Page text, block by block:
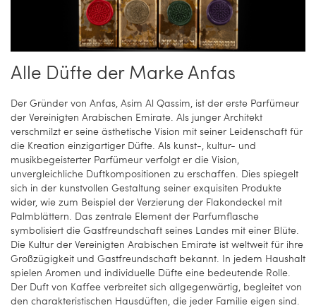
Alle Düfte der Marke Anfas
Der Gründer von Anfas, Asim Al Qassim, ist der erste Parfümeur
der Vereinigten Arabischen Emirate. Als junger Architekt
verschmilzt er seine ästhetische Vision mit seiner Leidenschaft für
die Kreation einzigartiger Düfte. Als kunst-, kultur- und
musikbegeisterter Parfümeur verfolgt er die Vision,
unvergleichliche Duftkompositionen zu erschaffen. Dies spiegelt
sich in der kunstvollen Gestaltung seiner exquisiten Produkte
wider, wie zum Beispiel der Verzierung der Flakondeckel mit
Palmblättern. Das zentrale Element der Parfumflasche
symbolisiert die Gastfreundschaft seines Landes mit einer Blüte.
Die Kultur der Vereinigten Arabischen Emirate ist weltweit für ihre
Großzügigkeit und Gastfreundschaft bekannt. In jedem Haushalt
spielen Aromen und individuelle Düfte eine bedeutende Rolle.
Der Duft von Kaffee verbreitet sich allgegenwärtig, begleitet von
den charakteristischen Hausdüften, die jeder Familie eigen sind.